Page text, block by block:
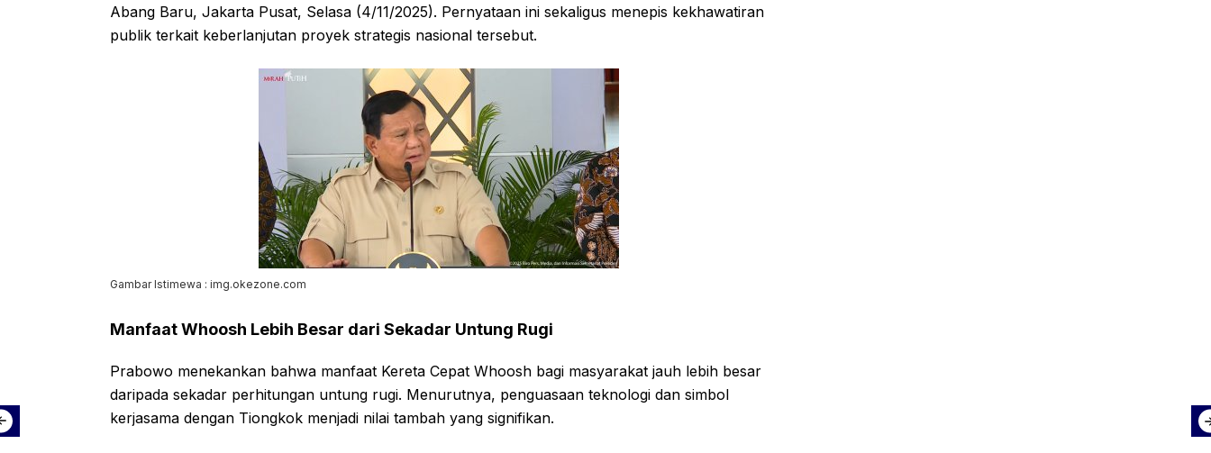
Abang Baru, Jakarta Pusat, Selasa (4/11/2025). Pernyataan ini sekaligus menepis kekhawatiran
publik terkait keberlanjutan proyek strategis nasional tersebut.
Gambar Istimewa : img.okezone.com
Manfaat Whoosh Lebih Besar dari Sekadar Untung Rugi
Prabowo menekankan bahwa manfaat Kereta Cepat Whoosh bagi masyarakat jauh lebih besar
daripada sekadar perhitungan untung rugi. Menurutnya, penguasaan teknologi dan simbol
kerjasama dengan Tiongkok menjadi nilai tambah yang signifikan.